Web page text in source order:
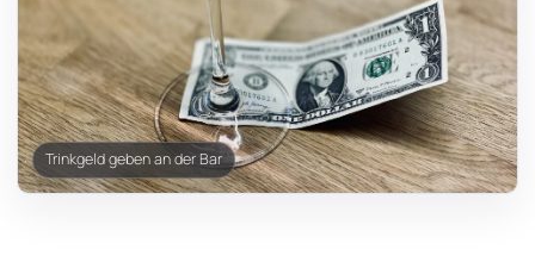
Trinkgeld geben an der Bar